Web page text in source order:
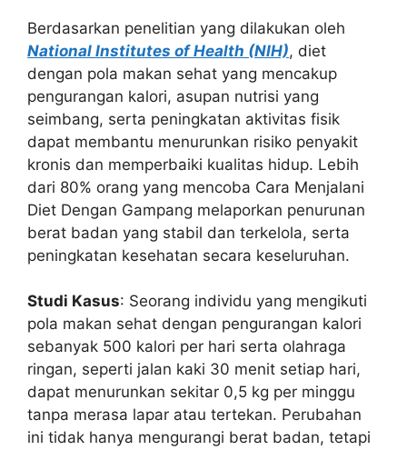
Berdasarkan penelitian yang dilakukan oleh
National Institutes of Health (NIH), diet
dengan pola makan sehat yang mencakup
pengurangan kalori, asupan nutrisi yang
seimbang, serta peningkatan aktivitas fisik
dapat membantu menurunkan risiko penyakit
kronis dan memperbaiki kualitas hidup. Lebih
dari 80% orang yang mencoba Cara Menjalani
Diet Dengan Gampang melaporkan penurunan
berat badan yang stabil dan terkelola, serta
peningkatan kesehatan secara keseluruhan.
Studi Kasus: Seorang individu yang mengikuti
pola makan sehat dengan pengurangan kalori
sebanyak 500 kalori per hari serta olahraga
ringan, seperti jalan kaki 30 menit setiap hari,
dapat menurunkan sekitar 0,5 kg per minggu
tanpa merasa lapar atau tertekan. Perubahan
ini tidak hanya mengurangi berat badan, tetapi